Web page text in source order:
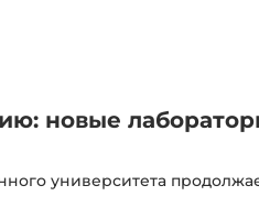
новые
университета